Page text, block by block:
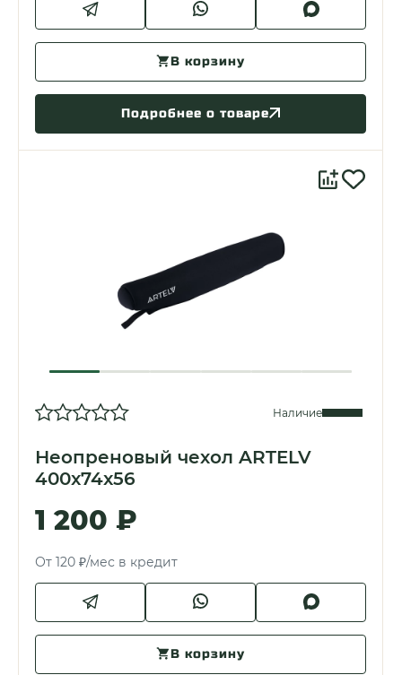
В корзину
Подробнее о товаре
Наличие
Неопреновый чехол ARTELV
400x74x56
1 200 ₽
От 120 ₽/мес в кредит
В корзину